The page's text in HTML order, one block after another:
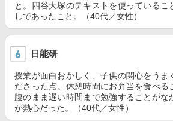
と。四谷大塚のテキストを使っているこ
しであったこと。（40代／女性）
日能研
授業が面白おかしく、子供の関心をうま
ださった点。休憩時間にお弁当を食べる
腹のまま遅い時間まで勉強することがな
が熱心だった。（40代／女性）